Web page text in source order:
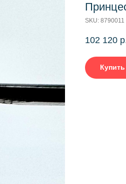
SKU: 8790011
102 120
Купить